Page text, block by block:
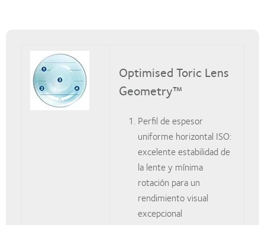
Optimised Toric Lens
Geometry™
Perfil de espesor
uniforme horizontal ISO:
excelente estabilidad de
la lente y mínima
rotación para un
rendimiento visual
excepcional